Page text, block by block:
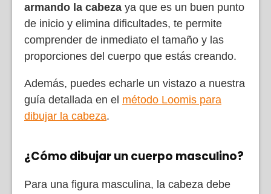
armando la cabeza ya que es un buen punto
de inicio y elimina dificultades, te permite
comprender de inmediato el tamaño y las
proporciones del cuerpo que estás creando.
Además, puedes echarle un vistazo a nuestra
guía detallada en el método Loomis para
dibujar la cabeza.
¿Cómo dibujar un cuerpo masculino?
Para una figura masculina, la cabeza debe